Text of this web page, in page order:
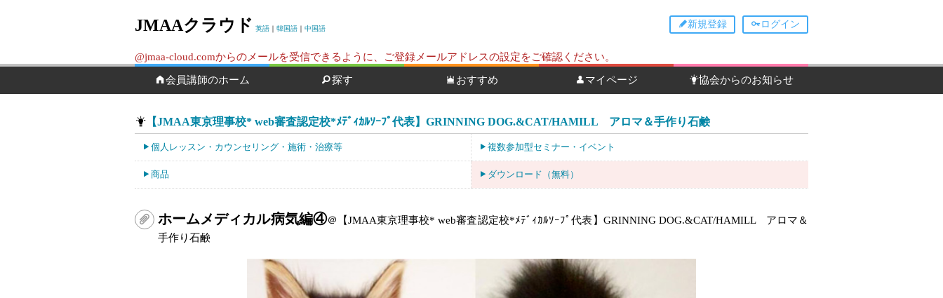
JMAAクラウド 英語 ｜ 韓国語 ｜ 中国語 ログイン
新規登録
@jmaa-cloud.comからのメールを受信できるように、ご登録メールアドレスの設定をご確認ください。
会員講師のホーム 探す おすすめ マイページ 協会からのお知らせ
【JMAA東京理事校* web審査認定校*ﾒﾃﾞｨｶﾙｿｰﾌﾟ代表】GRINNING DOG.&CAT/HAMILL アロマ＆手作り石鹸
個人レッスン・カウンセリング・施術・治療等 複数参加型セミナー・イベント
商品 ダウンロード（無料）
ホームメディカル病気編④＠【JMAA東京理事校* web審査認定校*ﾒﾃﾞｨｶﾙｿｰﾌﾟ代表】GRINNING DOG.&CAT/HAMILL アロマ＆
手作り石鹸